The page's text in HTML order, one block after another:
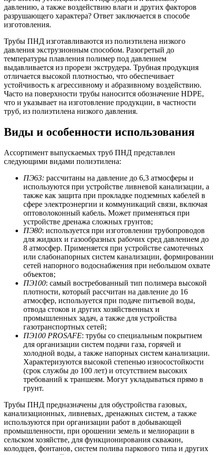
давлению, а также воздействию влаги и других факторов
разрушающего характера? Ответ заключается в способе
изготовления.
Трубы ПНД изготавливаются из полиэтилена низкого
давления экструзионным способом. Разогретый до
температуры плавления полимер под давлением
выдавливается из прорези экструдера. Трубная продукция
отличается высокой плотностью, что обеспечивает
устойчивость к агрессивному и абразивному воздействию.
Часто на поверхности трубы наносится обозначение HDPE,
что и указывает на изготовление продукции, в частности
труб, из полиэтилена низкого давления.
Виды и особенности использования
Ассортимент выпускаемых труб ПНД представлен
следующими видами полиэтилена:
ПЭ63: рассчитаны на давление до 6,3 атмосферы и
используются при устройстве ливневой канализации, а
также как защита при прокладке подземных кабелей в
сфере электроэнергии и коммуникаций связи, включая
оптоволоконный кабель. Может применяться при
устройстве дренажа сложных грунтов;
ПЭ80: используется при изготовлении трубопроводов
для жидких и газообразных рабочих сред давлением до
8 атмосфер. Применяется при устройстве самотечных
или слабонапорных систем канализации, формировании
сетей напорного водоснабжения при небольшом охвате
объектов;
ПЭ100: самый востребованный тип полимера высокой
плотности, который рассчитан на давление до 16
атмосфер, используется при подаче питьевой воды,
отвода стоков и других хозяйственных и
промышленных задач, а также для устройства
газотранспортных сетей;
ПЭ100 PROSAFE: трубы со специальным покрытием
для организации систем подачи газа, горячей и
холодной воды, а также напорных систем канализации.
Характеризуются высокой степенью износостойкости
(срок службы до 100 лет) и отсутствием высоких
требований к траншеям. Могут укладываться прямо в
грунт.
Трубы ПНД предназначены для обустройства газовых,
канализационных, ливневых, дренажных систем, а также
используются при организации работ в добывающей
промышленности, при орошении земель и мелиорации в
сельском хозяйстве, для функционирования скважин,
колодцев, фонтанов, систем полива паркового типа и других